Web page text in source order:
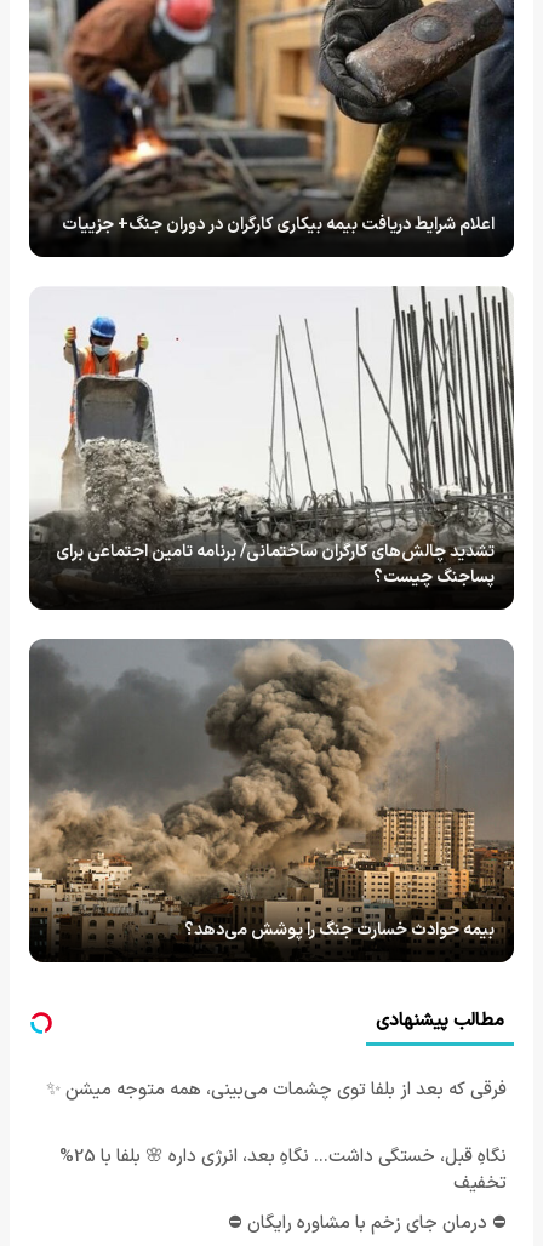
اعلام شرایط دریافت بیمه‌ بیکاری کارگران در دوران جنگ+ جزییات
تشدید چالش‌های کارگران ساختمانی/ برنامه تامین اجتماعی برای
پساجنگ چیست؟
بیمه حوادث خسارت جنگ را پوشش می‌دهد؟
مطالب پیشنهادی
فرقی که بعد از بلفا توی چشمات می‌بینی، همه متوجه میشن ✨
نگاهِ قبل، خستگی داشت... نگاهِ بعد، انرژی داره 🌸 بلفا با 25%
تخفیف
⛔ درمان جای زخم با مشاوره رایگان ⛔